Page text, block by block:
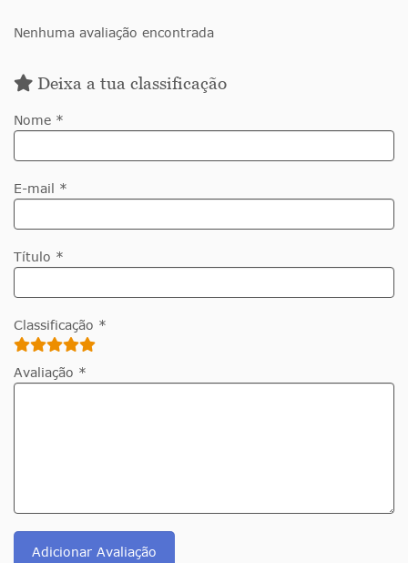
Nenhuma avaliação encontrada
Deixa a tua classificação
Nome *
E-mail *
Título *
Classificação *
Avaliação *
Adicionar Avaliação